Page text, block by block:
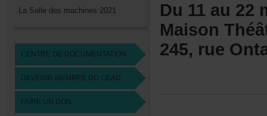
LaSalledesmachines2021
CENTREDEDOCUMENTATION
DEVENIRMEMBREDUCEAD
FAIREUNDON